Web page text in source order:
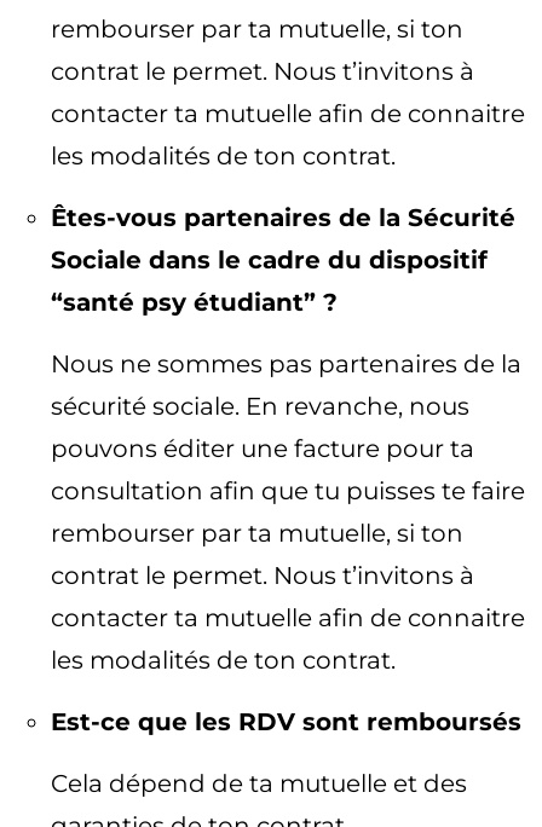
rembourser par ta mutuelle, si ton
contrat le permet. Nous t’invitons à
contacter ta mutuelle afin de connaitre
les modalités de ton contrat.
Êtes-vous partenaires de la Sécurité
Sociale dans le cadre du dispositif
“santé psy étudiant” ?
Nous ne sommes pas partenaires de la
sécurité sociale. En revanche, nous
pouvons éditer une facture pour ta
consultation afin que tu puisses te faire
rembourser par ta mutuelle, si ton
contrat le permet. Nous t’invitons à
contacter ta mutuelle afin de connaitre
les modalités de ton contrat.
Est-ce que les RDV sont remboursés
Cela dépend de ta mutuelle et des